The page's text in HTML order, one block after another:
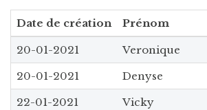
Date de création Prénom
20-01-2021 Veronique
20-01-2021
Denyse
22-01-2021
Vicky